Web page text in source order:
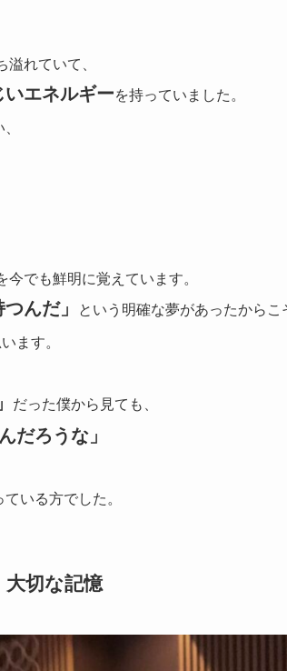
れていて、
いエネルギーを持っていました。
でも鮮明に覚えています。
んだ」 という明確な夢があったからこ
ます。
だった僕から見ても、
だろうな」
ている方でした。
切な記憶